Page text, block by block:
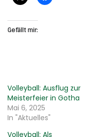
Gefällt mir:
Volleyball: Ausflug zur
Meisterfeier in Gotha
Mai 6, 2025
In "Aktuelles"
Volleyball: Als